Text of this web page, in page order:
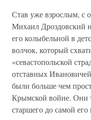
Став уже взрослым, с
Михаил Дроздовский
его колыбельной в
волчок, который
«севастопольской
отставных
были больше чем
Крымской войне. Они
старшего до самой